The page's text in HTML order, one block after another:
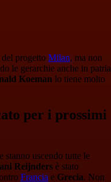
progetto Milan, ma non
le gerarchie anche in patria
Koeman lo tiene molto
per i prossimi
stanno uscendo tutte le
Reijnders è stato
Francia e Grecia. Non